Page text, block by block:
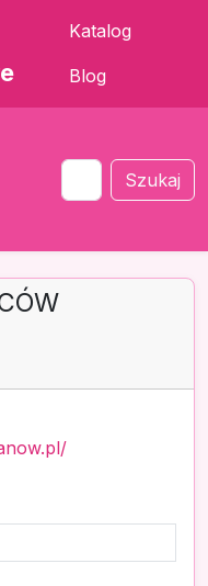
Katalog
Blog
Szukaj